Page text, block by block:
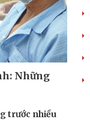
Những
trước nhiều